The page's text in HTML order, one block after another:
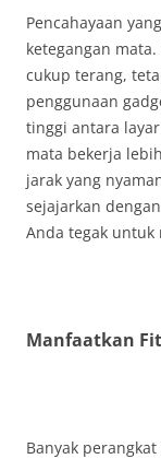
Pencahayaan
ketegangan
cukup terang,
penggunaan
tinggi antara
mata bekerja
jarak yang
sejajarkan
Anda tegak untuk
Manfaatkan
Banyak